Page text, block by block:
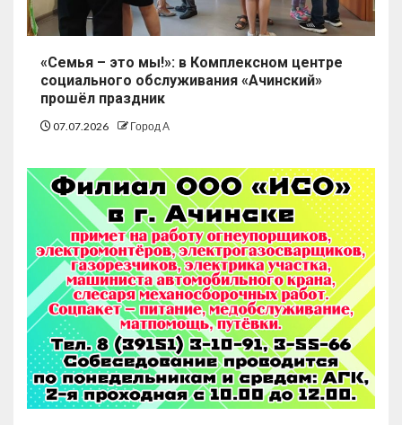
«Семья – это мы!»: в Комплексном центре
социального обслуживания «Ачинский»
прошёл праздник
07.07.2026 Город А